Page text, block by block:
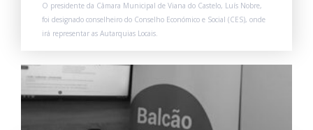
O presidente da Câmara Municipal de Viana do Castelo, Luís Nobre,
foi designado conselheiro do Conselho Económico e Social (CES), onde
irá representar as Autarquias Locais.